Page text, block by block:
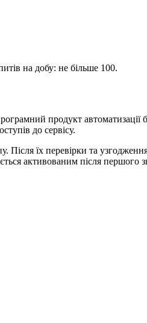
на добу: не більше 100.
продукт автоматизації
до сервісу.
Після їх перевірки та
активованим після першого